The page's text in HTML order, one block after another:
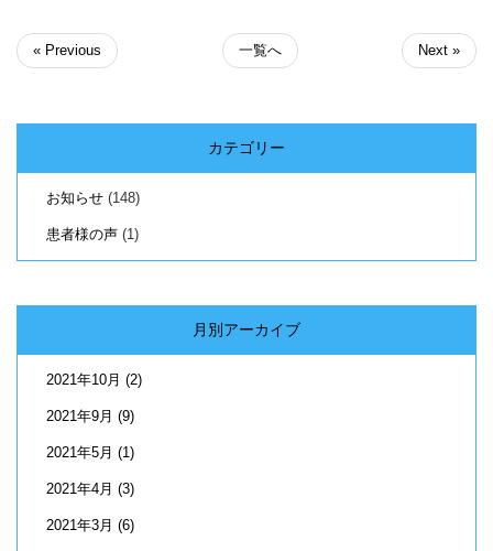
« Previous 一覧へ Next »
カテゴリー
お知らせ (148)
患者様の声 (1)
月別アーカイブ
2021年10月 (2)
2021年9月 (9)
2021年5月 (1)
2021年4月 (3)
2021年3月 (6)